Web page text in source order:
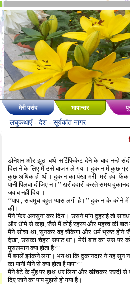
मेरी पसंद भाषान्तर
लघुकथाएँ - देश- सूर्यकांत नागर
डोनेशन और झूठा बर्थ सर्टिफिकेट देने के बाद नन्हे
दिलाने के लिए मैं उसे बाजार ले गया। दुकान में कुछ
कुछ अधिक ही थी। दुकान का पंखा मरी–मरी हवा फेंक
पानी पिलवा दीजिए न।’’ खरीददारी करते समय
जवाब नहीं दिया।
‘‘पापा, सचमुच बहुत प्यास लगी है।’’ दुकान के
की।
मैंने फिर अनसुना कर दिया। उसने मांग दुहराई तो
और धीमे से कहा, जैसे मैं कोई रहस्य और महत्त्व की बात
मैंने सोचा था, सुनकर वह चौंकेगा और धर्म भ्रष्ट होने
देखा, उसका चेहरा सपाट था। मेरी बात का उस पर
मुसलमान क्या होता है?’’
मैं बगलें झांकने लगा। भय था कि दुकानदार ने यह सुन
का पानी पीने से क्या होता है पापा?’’
मैंने बेटे के मुँह पर हाथ धर लिया और खींचकर जल्दी से
दिए जाने का पाप मुझसे हो गया है।